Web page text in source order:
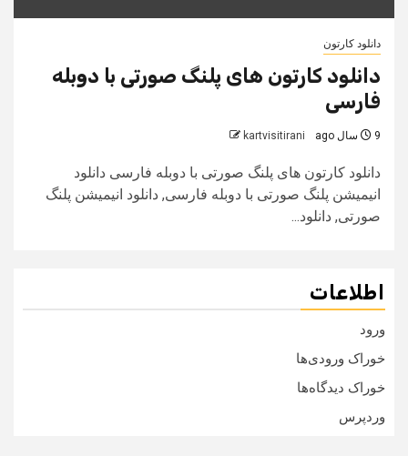
دانلود کارتون
دانلود کارتون های پلنگ صورتی با دوبله
فارسی
9 سال ago kartvisitirani
دانلود کارتون های پلنگ صورتی با دوبله فارسی دانلود
انیمیشن پلنگ صورتی با دوبله فارسی, دانلود انیمیشن پلنگ
صورتی, دانلود...
اطلاعات
ورود
خوراک ورودی‌ها
خوراک دیدگاه‌ها
وردپرس